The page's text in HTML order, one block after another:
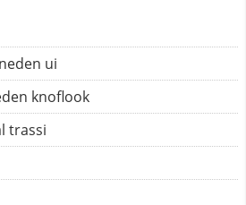
ui
knoflook
trassi